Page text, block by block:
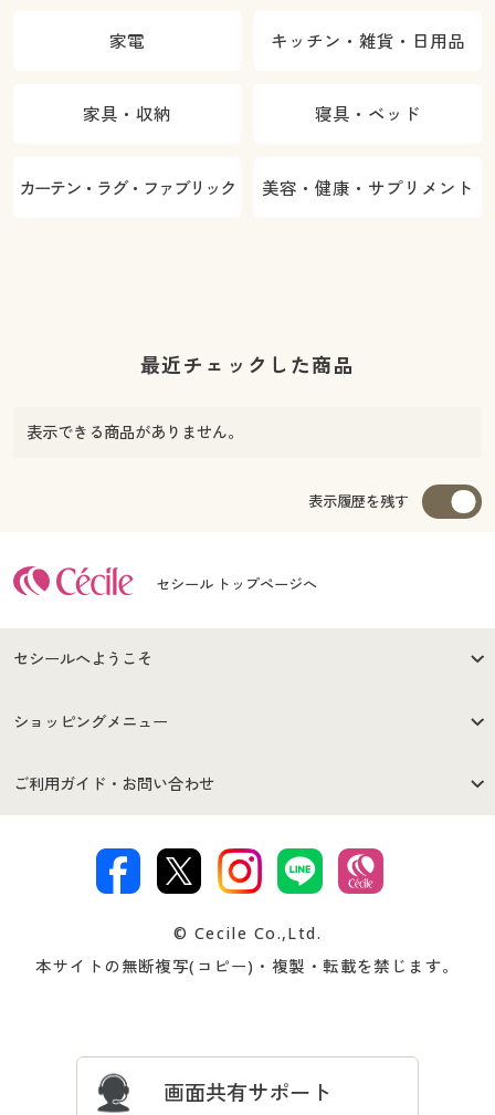
家電 キッチン・雑貨・日用品
家具・収納 寝具・ベッド
カーテン・ラグ・ファブリック 美容・健康・サプリメント
最近チェックした商品
表示できる商品がありません。
表示履歴を残す
セシール トップページへ
セシールへようこそ
はじめての方へ
セシールご利用規約
著作権・商標について 会社案内
ショッピングメニュー
商品カテゴリ
プレゼント＆キャンペーン サイトマップ
ご利用ガイド・お問い合わせ
交換・返品は お支払は
ついて
忘れの場合
© Cecile Co.,Ltd.
本サイトの無断複写(コピー)・複製・転載を禁じます。
画面共有サポート